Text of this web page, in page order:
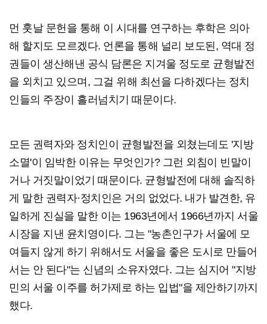
먼 훗날 문헌을 통해 이 시대를 연구하는 후학은 의아
해 할지도 모르겠다. 언론을 통해 널리 보도된, 역대 정
권들이 생산해낸 공식 담론은 지겨울 정도로 균형발전
을 외치고 있으며, 그걸 위해 최선을 다하겠다는 정치
인들의 주장이 흘러넘치기 때문이다.
모든 권력자와 정치인이 균형발전을 외쳤는데도 '지방
소멸'이 임박한 이유는 무엇인가? 그런 외침이 빈말이
거나 거짓말이었기 때문이다. 균형발전에 대해 솔직하
게 말한 권력자·정치인은 거의 없었다. 내가 발견한, 유
일하게 진실을 말한 이는 1963년에서 1966년까지 서울
시장을 지낸 윤치영이다. 그는 "농촌인구가 서울에 모
여들지 않게 하기 위해서도 서울을 좋은 도시로 만들어
서는 안 된다"는 신념의 소유자였다. 그는 심지어 "지방
민의 서울 이주를 허가제로 하는 입법"을 제안하기까지
했다.